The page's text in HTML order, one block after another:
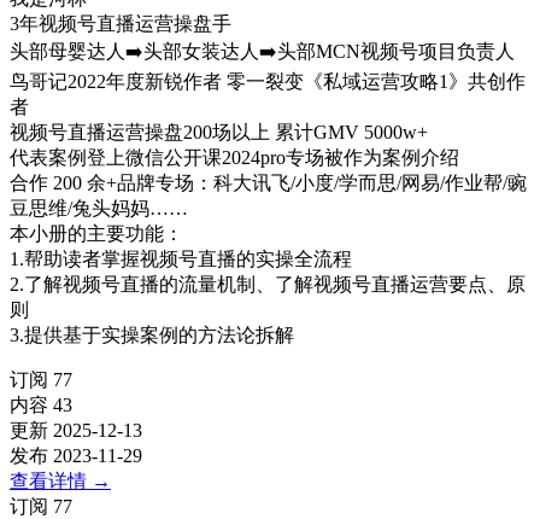
3年视频号直播运营操盘手
头部母婴达人➡️头部女装达人➡️头部MCN视频号项目负责人
鸟哥记2022年度新锐作者 零一裂变《私域运营攻略1》共创作
者
视频号直播运营操盘200场以上 累计GMV 5000w+
代表案例登上微信公开课2024pro专场被作为案例介绍
合作 200 余+品牌专场：科大讯飞/小度/学而思/网易/作业帮/豌
豆思维/兔头妈妈……
本小册的主要功能：
1.帮助读者掌握视频号直播的实操全流程
2.了解视频号直播的流量机制、了解视频号直播运营要点、原
则
3.提供基于实操案例的方法论拆解
订阅 77
内容 43
更新 2025-12-13
发布 2023-11-29
查看详情 →
订阅 77